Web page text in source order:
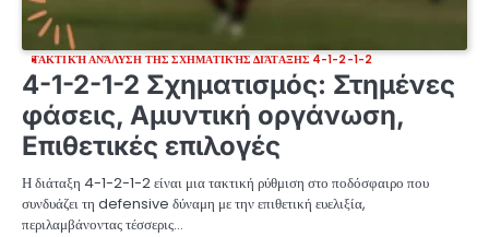
ΤΑΚΤΙΚΉ ΑΝΆΛΥΣΗ ΤΗΣ ΣΧΗΜΑΤΙΚΉΣ ΔΙΆΤΑΞΗΣ 4-1-2-1-2
4-1-2-1-2 Σχηματισμός: Στημένες
φάσεις, Αμυντική οργάνωση,
Επιθετικές επιλογές
Η διάταξη 4-1-2-1-2 είναι μια τακτική ρύθμιση στο ποδόσφαιρο που
συνδυάζει τη defensive δύναμη με την επιθετική ευελιξία,
περιλαμβάνοντας τέσσερις…